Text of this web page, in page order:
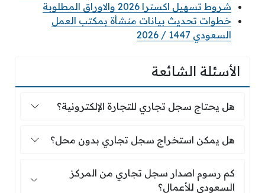
شروط تسهيل اكسترا 2026 والاوراق المطلوبة
خطوات تحديث بيانات منشأة بمكتب العمل
السعودي 1447 / 2026
الأسئلة الشائعة
هل يحتاج سجل تجاري للتجارة الإلكترونية؟
هل يحتاج سجل تجاري للتجارة الإلكترونية؟
هل يمكن استخراج سجل تجاري بدون محل؟
هل يمكن استخراج سجل تجاري بدون محل؟
كم رسوم اصدار سجل تجاري من المركز السعودي
كم رسوم اصدار سجل تجاري من المركز
السعودي للأعمال؟